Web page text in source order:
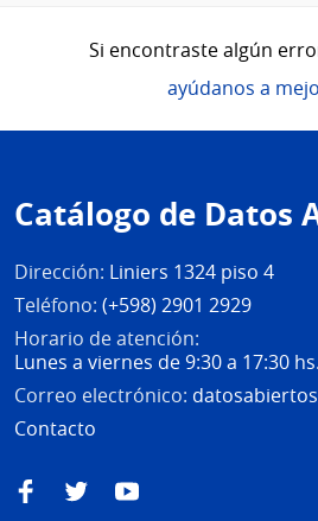
Si encontraste algún
ayúdanos a
de
página
Catálogo de Datos
Dirección: Liniers 1324 piso 4
Teléfono: (+598) 2901 2929
Horario de atención:
Lunes a viernes de 9:30 a 17:30 hs.
Correo electrónico:
Contacto
FacebookTwitterYouTube